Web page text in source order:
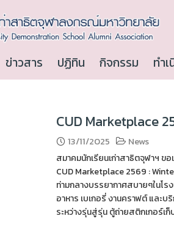
ข่าวสาร ปฏิทิน กิจกรรม ทำ
CUD Marketplace
13/11/2025 News
สมาคมนักเรียนเก่าสาธิตจุฬาฯ ข
CUD Marketplace 2569 :
ท่ามกลางบรรยากาศสบายๆในโร
อาหาร เบเกอรี่ งานคราฟต์ และ
ระหว่างรุ่นสู่รุ่น ตู้ถ่ายสติกเกอร์เ